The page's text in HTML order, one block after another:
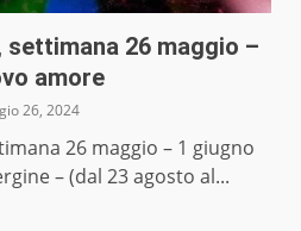
settimana 26 maggio –
amore
26, 2024
26 maggio – 1 giugno
– (dal 23 agosto al...